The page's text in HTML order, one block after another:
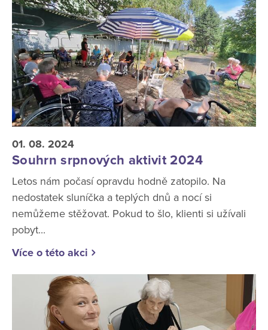
01. 08. 2024
Souhrn srpnových aktivit 2024
Letos nám počasí opravdu hodně zatopilo. Na
nedostatek sluníčka a teplých dnů a nocí si
nemůžeme stěžovat. Pokud to šlo, klienti si užívali
pobyt...
Více o této akci